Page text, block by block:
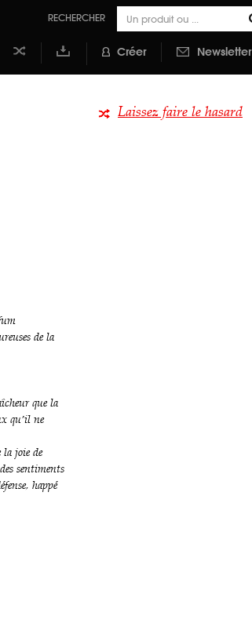
RECHERCHER
Créer Newsletter
Laissez faire le hasard
de la
que la
qu’il ne
joie de
sentiments
happé